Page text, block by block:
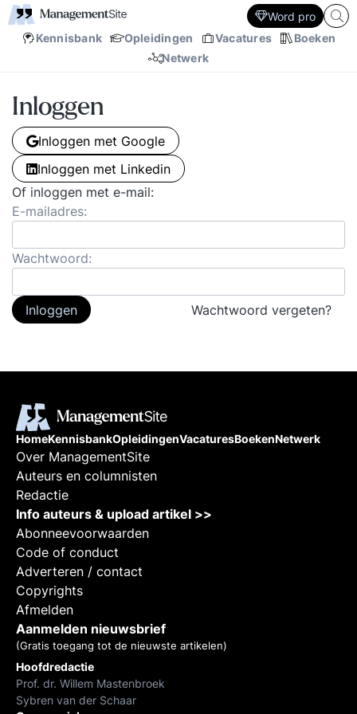
Kennisbank Opleidingen Vacatures
Boeken
Netwerk
Word pro
Inloggen
Inloggen met Google
Inloggen met Linkedin
Of inloggen met e-mail:
E-mailadres:
Wachtwoord:
Inloggen Wachtwoord vergeten?
HomeKennisbankOpleidingenVacaturesBoekenNetwerk
Over ManagementSite
Auteurs en columnisten
Redactie
Info auteurs & upload artikel >>
Abonneevoorwaarden
Code of conduct
Adverteren / contact
Copyrights
Afmelden
Aanmelden nieuwsbrief
(Gratis toegang tot de nieuwste artikelen)
Hoofdredactie
Prof. dr. Willem Mastenbroek
Sybren van der Schaar